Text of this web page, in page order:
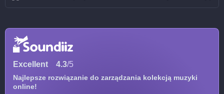
Excellent 4.3/5
Najlepsze rozwiązanie do zarządzania kolekcją muzyki
online!